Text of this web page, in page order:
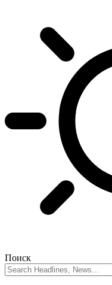
Поиск